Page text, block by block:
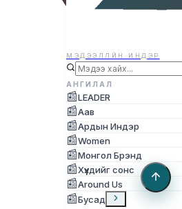
МЭДЭЭЛЛЙН ИНДЭР
АНГИЛАЛ
📰LEADER
📰Аав
📰Ардын Индэр
📰Women
📰Монгол Брэнд
📰Хүүхдийг сонс
📰Around Us
📰Бусад